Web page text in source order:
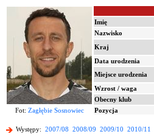
Imię
Nazwisko
Kraj
Data urodzenia
Miejsce urodzenia
Wzrost / waga
Obecny klub
Fot: Zagłębie Sosnowiec Pozycja
Występy: 2007/08 2008/09 2009/10 2010/11